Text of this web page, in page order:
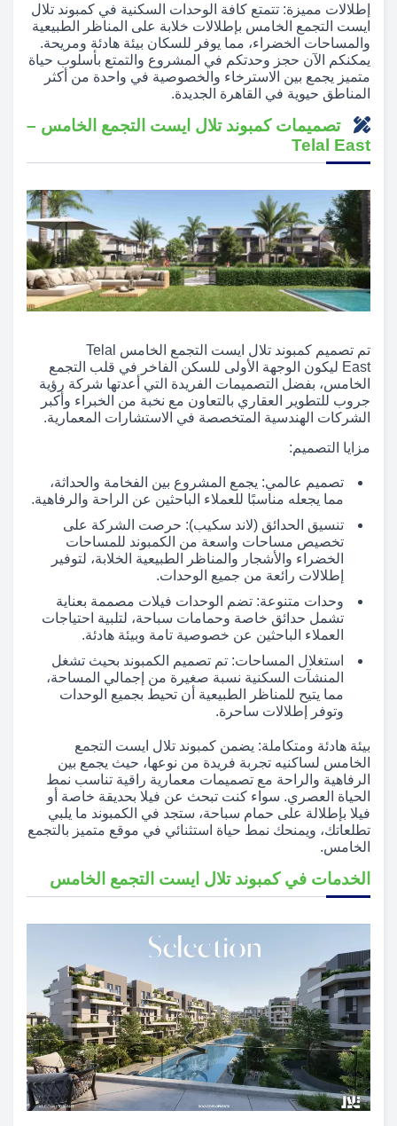
إطلالات مميزة: تتمتع كافة الوحدات السكنية في كمبوند تلال
ايست التجمع الخامس بإطلالات خلابة على المناظر الطبيعية
والمساحات الخضراء، مما يوفر للسكان بيئة هادئة ومريحة.
يمكنكم الآن حجز وحدتكم في المشروع والتمتع بأسلوب حياة
متميز يجمع بين الاسترخاء والخصوصية في واحدة من أكثر
المناطق حيوية في القاهرة الجديدة.
تصميمات كمبوند تلال ايست التجمع الخامس –
Telal East
تم تصميم كمبوند تلال ايست التجمع الخامس Telal
East ليكون الوجهة الأولى للسكن الفاخر في قلب التجمع
الخامس، بفضل التصميمات الفريدة التي أعدتها شركة رؤية
جروب للتطوير العقاري بالتعاون مع نخبة من الخبراء وأكبر
الشركات الهندسية المتخصصة في الاستشارات المعمارية.
مزايا التصميم:
تصميم عالمي: يجمع المشروع بين الفخامة والحداثة،
مما يجعله مناسبًا للعملاء الباحثين عن الراحة والرفاهية.
تنسيق الحدائق (لاند سكيب): حرصت الشركة على
تخصيص مساحات واسعة من الكمبوند للمساحات
الخضراء والأشجار والمناظر الطبيعية الخلابة، لتوفير
إطلالات رائعة من جميع الوحدات.
وحدات متنوعة: تضم الوحدات فيلات مصممة بعناية
تشمل حدائق خاصة وحمامات سباحة، لتلبية احتياجات
العملاء الباحثين عن خصوصية تامة وبيئة هادئة.
استغلال المساحات: تم تصميم الكمبوند بحيث تشغل
المنشآت السكنية نسبة صغيرة من إجمالي المساحة،
مما يتيح للمناظر الطبيعية أن تحيط بجميع الوحدات
وتوفر إطلالات ساحرة.
بيئة هادئة ومتكاملة: يضمن كمبوند تلال ايست التجمع
الخامس لساكنيه تجربة فريدة من نوعها، حيث يجمع بين
الرفاهية والراحة مع تصميمات معمارية راقية تناسب نمط
الحياة العصري. سواء كنت تبحث عن فيلا بحديقة خاصة أو
فيلا بإطلالة على حمام سباحة، ستجد في الكمبوند ما يلبي
تطلعاتك، ويمنحك نمط حياة استثنائي في موقع متميز بالتجمع
الخامس.
الخدمات في كمبوند تلال ايست التجمع الخامس